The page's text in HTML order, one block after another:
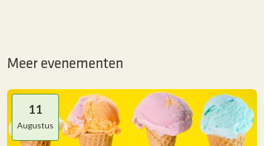
Meer evenementen
11
Augustus